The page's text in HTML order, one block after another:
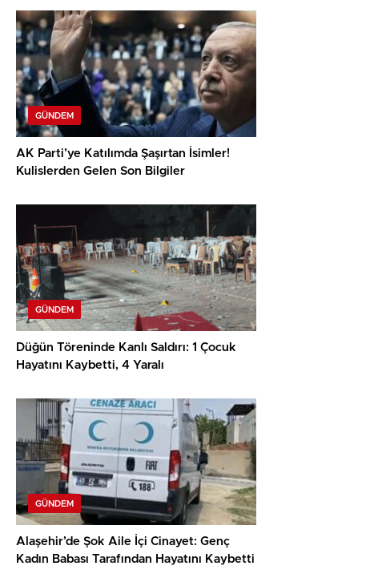
GÜNDEM
AK Parti’ye Katılımda Şaşırtan İsimler!
Kulislerden Gelen Son Bilgiler
GÜNDEM
Düğün Töreninde Kanlı Saldırı: 1 Çocuk
Hayatını Kaybetti, 4 Yaralı
GÜNDEM
Alaşehir’de Şok Aile İçi Cinayet: Genç
Kadın Babası Tarafından Hayatını Kaybetti